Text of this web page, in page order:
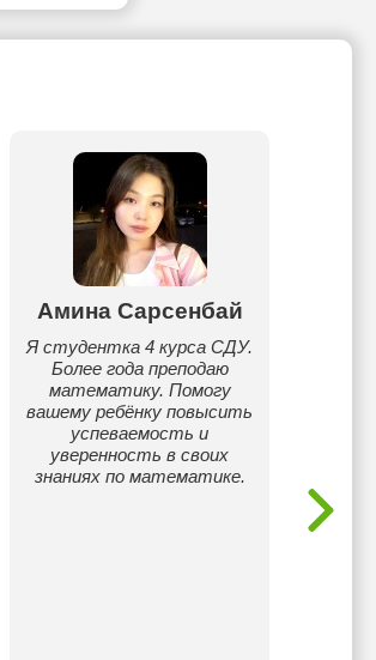
Амина Сарсенбай
Я студентка 4 курса СДУ.
Более года преподаю
математику. Помогу
вашему ребёнку повысить
успеваемость и
уверенность в своих
знаниях по математике.
задач,